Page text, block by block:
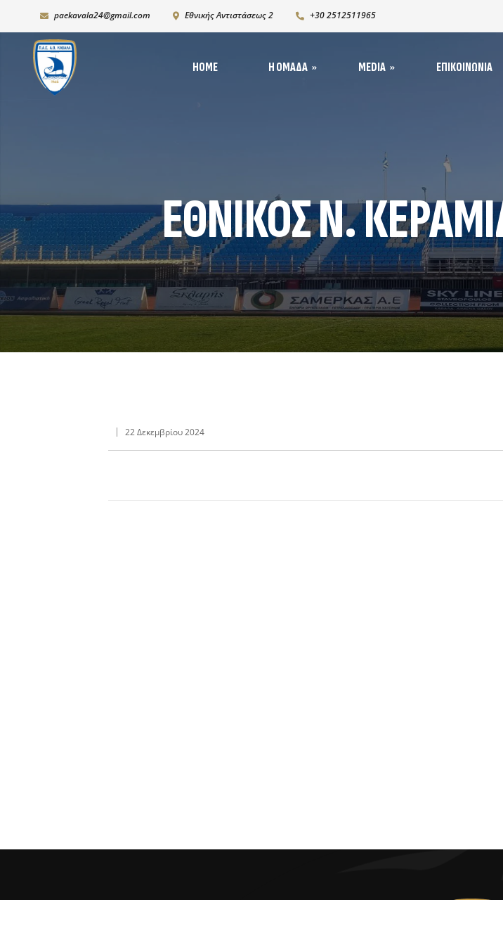
paekavala24@gmail.com Εθνικής Αντιστάσεως 2 +30 2512511965
HOME Η ΟΜΆΔΑ
Χορηγικό πλάνο – Χορηγοί
Πρόγραμμα Ανάπτυξης
Υποδομών
MEDIA ΕΠΙΚΟΙΝΩΝΊΑ
ΕΘΝΙΚΟΣ Ν.
22 Δεκεμβρίου 2024